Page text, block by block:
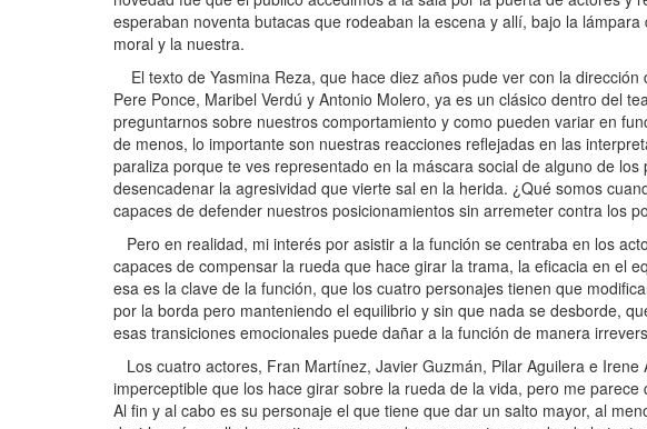
esperaban noventa butacas que rodeaban la escena y allí, bajo la
moral y la nuestra.
El texto de Yasmina Reza, que hace diez años pude ver con la
Pere Ponce, Maribel Verdú y Antonio Molero, ya es un clásico dentro del
preguntarnos sobre nuestros comportamiento y como pueden variar en
de menos, lo importante son nuestras reacciones reflejadas en las
paraliza porque te ves representado en la máscara social de alguno de
desencadenar la agresividad que vierte sal en la herida. ¿Qué somos
capaces de defender nuestros posicionamientos sin arremeter contra los
Pero en realidad, mi interés por asistir a la función se centraba en los
capaces de compensar la rueda que hace girar la trama, la eficacia en el
esa es la clave de la función, que los cuatro personajes tienen que
por la borda pero manteniendo el equilibrio y sin que nada se desborde,
esas transiciones emocionales puede dañar a la función de manera
Los cuatro actores, Fran Martínez, Javier Guzmán, Pilar Aguilera e
imperceptible que los hace girar sobre la rueda de la vida, pero me
Al fin y al cabo es su personaje el que tiene que dar un salto mayor, al